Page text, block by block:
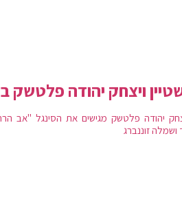
ויצחק יהודה פלטשק
יהודה פלטשק מגישים את הסינגל "אב
זוננברג